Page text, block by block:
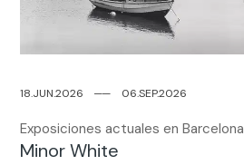
18.JUN.2026── 06.SEP.2026
Exposiciones actuales en Barcelona
Minor White